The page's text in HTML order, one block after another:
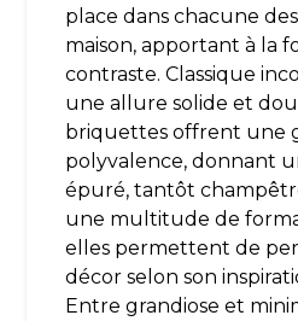
place dans chacune
maison, apportant à la
contraste. Classique
une allure solide et
briquettes offrent une
polyvalence, donnant
épuré, tantôt
une multitude de
elles permettent de
décor selon son
Entre grandiose et